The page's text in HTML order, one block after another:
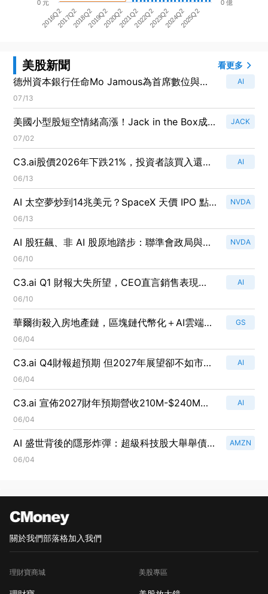
2016Q22017Q22018Q22019Q22020Q22021Q22022Q22023Q22024Q22025Q2
0 元 0 億
美股新聞 看更多
德州資本銀行任命Mo Jamous為首席數位與資
訊官，推動科技戰略革新！
AI
07/13
美國小型股短空情緒高漲！Jack in the Box成
為最受做空股票之王！
JACK
07/02
C3.ai股價2026年下跌21%，投資者該買入還是
逃跑？
AI
06/13
AI 太空夢炒到14兆美元？SpaceX 天價 IPO 點
燃「宇宙資料中心」賭局
NVDA
06/13
AI 股狂飆、非 AI 股原地踏步：聯準會政局與中
東戰火，如何把美股推向新一輪「失衡牛市」？
NVDA
06/10
C3.ai Q1 財報大失所望，CEO直言銷售表現
「無法接受」！
AI
06/10
華爾街殺入房地產鏈，區塊鏈代幣化＋AI雲端基
金：傳統資產大洗牌
GS
06/04
C3.ai Q4財報超預期 但2027年展望卻不如市場
樂觀
AI
06/04
C3.ai 宣佈2027財年預期營收210M-$240M，
計畫削減成本135M以扭轉頹勢！
AI
06/04
AI 盛世背後的隱形炸彈：超級科技股大舉舉債、
IPO 洪流與「基礎設施軍備競賽」
AMZN
06/04
關於我們部落格加入我們
理財寶商城 美股專區